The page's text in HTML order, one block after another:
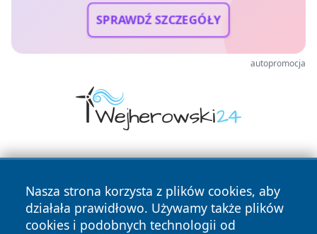
SPRAWDŹ SZCZEGÓŁY
autopromocja
Nasza strona korzysta z plików cookies, aby
działała prawidłowo. Używamy także plików
cookies i podobnych technologii od